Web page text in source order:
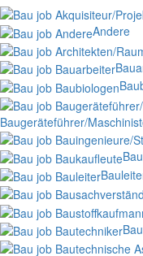
Andere
Baugeräteführer/